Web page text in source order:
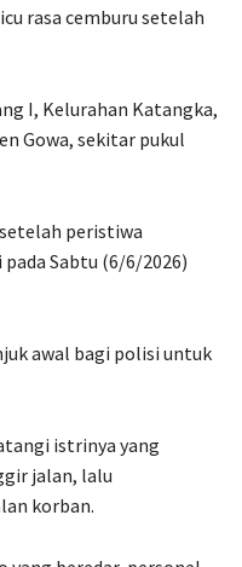
rasa cemburu setelah
I, Kelurahan Katangka,
Gowa, sekitar pukul
peristiwa
Sabtu (6/6/2026)
awal bagi polisi untuk
istrinya yang
jalan, lalu
korban.